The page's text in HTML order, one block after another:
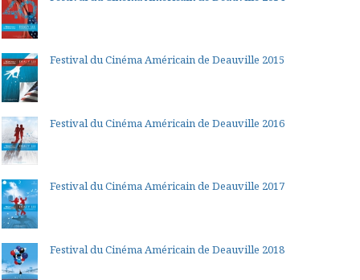
Festival du Cinéma Américain de Deauville 2015
Festival du Cinéma Américain de Deauville 2016
Festival du Cinéma Américain de Deauville 2017
Festival du Cinéma Américain de Deauville 2018